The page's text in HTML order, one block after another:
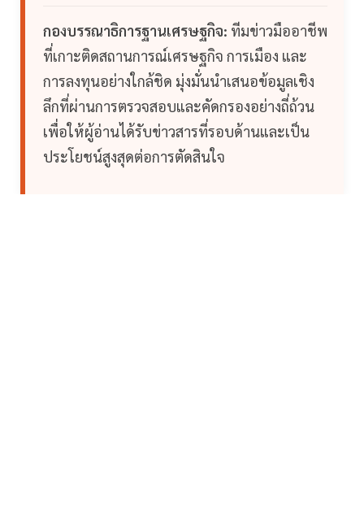
กองบรรณาธิการฐานเศรษฐกิจ: ทีมข่าวมืออาชีพ
ที่เกาะติดสถานการณ์เศรษฐกิจ การเมือง และ
การลงทุนอย่างใกล้ชิด มุ่งมั่นนำเสนอข้อมูลเชิง
ลึกที่ผ่านการตรวจสอบและคัดกรองอย่างถี่ถ้วน
เพื่อให้ผู้อ่านได้รับข่าวสารที่รอบด้านและเป็น
ประโยชน์สูงสุดต่อการตัดสินใจ